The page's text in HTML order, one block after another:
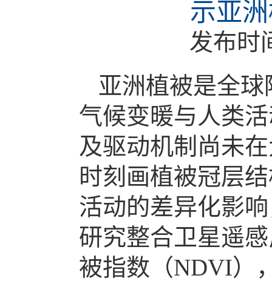
示亚
发布时
亚洲植被是全
气候变暖与人类
及驱动机制尚未
时刻画植被冠层
活动的差异化影
研究整合卫星遥
被指数（NDVI）